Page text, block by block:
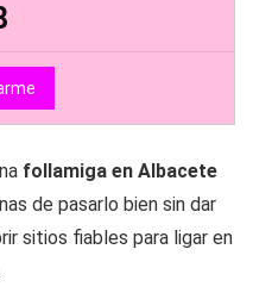
follamiga en Albacete
de pasarlo bien sin dar
sitios fiables para ligar en